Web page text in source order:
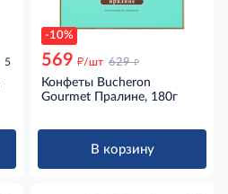
5
-10%
569 д/шт 629 д
Конфеты Bucheron
Gourmet Пралине, 180г
В корзину